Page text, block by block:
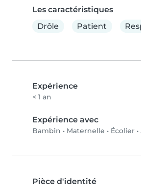
Les caractéristiques
Drôle
Patient
Expérience
< 1 an
Expérience avec
Bambin • Maternelle • Écolier •
Pièce d'identité